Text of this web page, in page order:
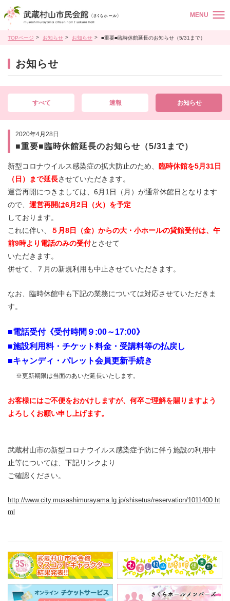
MENU
TOPページ お知らせ お知らせ ■重要■臨時休館延長のお知らせ（5/31まで）
お知らせ
すべて 速報 お知らせ
2020年4月28日
■重要■臨時休館延長のお知らせ（5/31まで）
新型コロナウイルス感染症の拡大防止のため、 臨時休館を5月31日
（日）まで延長させていただきます。
運営再開につきましては、6月1日（月）が通常休館日となります
ので、 運営再開は6月2日（火）を予定
しております。
これに伴い、
５月8日（金）からの大・小ホールの貸館受付は、午
前9時より電話のみの受付とさせて
いただきます。
併せて、７月の新規利用も中止させていただきます。
なお、臨時休館中も下記の業務については対応させていただきま
す。
■電話受付《受付時間９:00～17:00》
■施設利用料・チケット料金・受講料等の払戻し
■キャンディ・パレット会員更新手続き
※更新期限は当面のあいだ延長いたします。
お客様にはご不便をおかけしますが、何卒ご理解を賜りますよう
よろしくお願い申し上げます。
武蔵村山市の新型コロナウイルス感染症予防に伴う施設の利用中
止等については、下記リンクより
ご確認ください。
http://www.city.musashimurayama.lg.jp/shisetus/reservation/1011400.ht
ml